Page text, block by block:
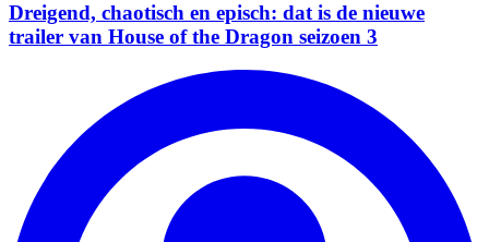
Dreigend, chaotisch en episch: dat is de nieuwe
trailer van House of the Dragon seizoen 3